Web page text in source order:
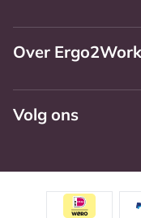
Over Ergo2Work
Volg ons